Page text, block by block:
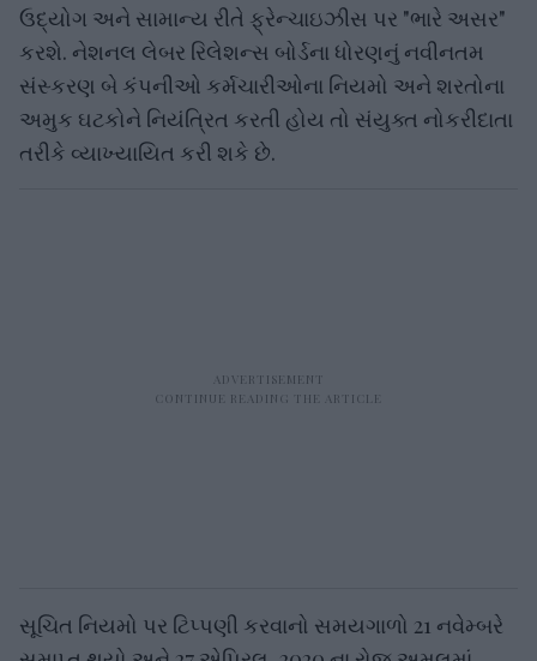
ઉદ્યોગ અને સામાન્ય રીતે ફ્રેન્ચાઇઝીસ પર "ભારે અસર"
કરશે. નેશનલ લેબર રિલેશન્સ બોર્ડના ધોરણનું નવીનતમ
સંસ્કરણ બે કંપનીઓ કર્મચારીઓના નિયમો અને શરતોના
અમુક ઘટકોને નિયંત્રિત કરતી હોય તો સંયુક્ત નોકરીદાતા
તરીકે વ્યાખ્યાયિત કરી શકે છે.
સૂચિત નિયમો પર ટિપ્પણી કરવાનો સમયગાળો 21 નવેમ્બરે